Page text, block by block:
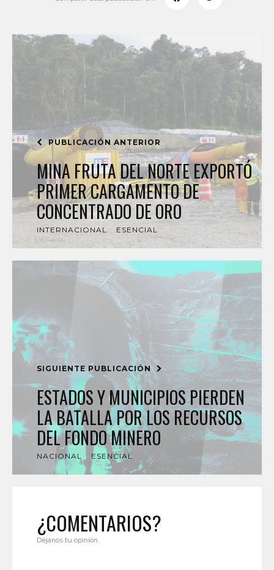
PUBLICACIÓN ANTERIOR
MINA FRUTA DEL NORTE EXPORTÓ
PRIMER CARGAMENTO DE
CONCENTRADO DE ORO
INTERNACIONAL ESENCIAL
SIGUIENTE PUBLICACIÓN
ESTADOS Y MUNICIPIOS PIERDEN
LA BATALLA POR LOS RECURSOS
DEL FONDO MINERO
NACIONAL ESENCIAL
¿COMENTARIOS?
Déjanos tu opinión.